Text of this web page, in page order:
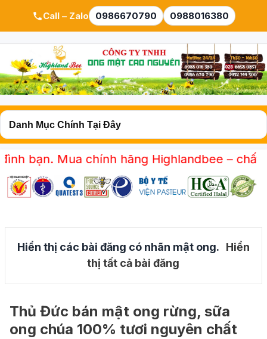
Call – Zalo 0986670790 0988016380
Mua chính hãng Highlandbee – chất
Hiển thị các bài đăng có nhãn mật ong.
Hiển
thị tất cả bài đăng
Thủ Đức bán mật ong rừng, sữa
ong chúa 100% tươi nguyên chất